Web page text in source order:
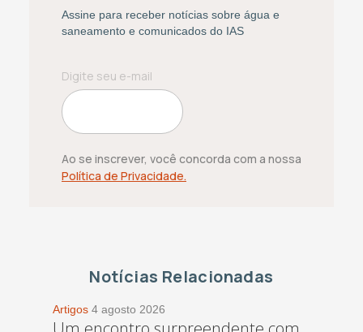
Assine para receber notícias sobre água e
saneamento e comunicados do IAS
Ao se inscrever, você concorda com a nossa
Política de Privacidade.
Notícias Relacionadas
Artigos 4 agosto 2026